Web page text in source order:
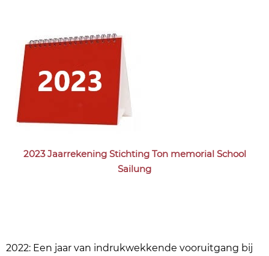
2023 Jaarrekening Stichting Ton memorial School
Sailung
2022: Een jaar van indrukwekkende vooruitgang bij